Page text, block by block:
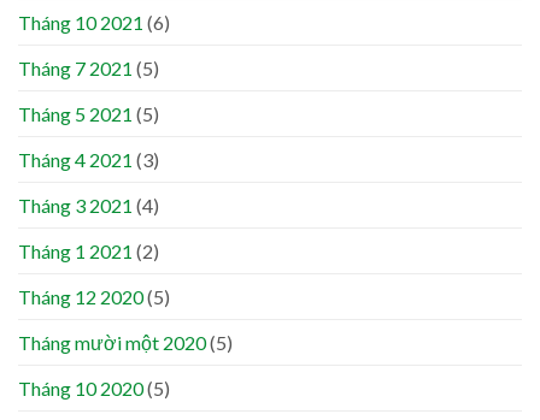
Tháng 10 2021 (6)
Tháng 7 2021 (5)
Tháng 5 2021 (5)
Tháng 4 2021 (3)
Tháng 3 2021 (4)
Tháng 1 2021 (2)
Tháng 12 2020(5)
Tháng mười một 2020(5)
Tháng 10 2020(5)